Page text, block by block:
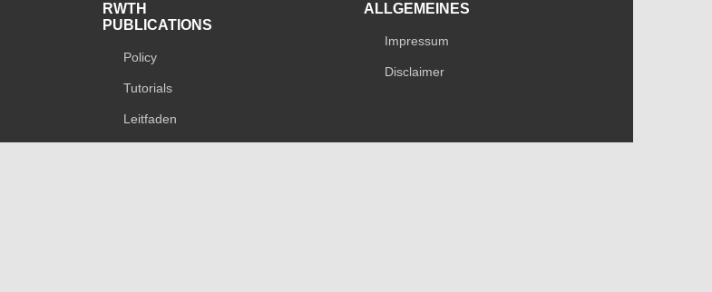
RWTH
PUBLICATIONS
Policy
Tutorials
Leitfaden
ALLGEMEINES
Impressum
Disclaimer